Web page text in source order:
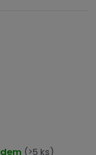
(>5 ks)